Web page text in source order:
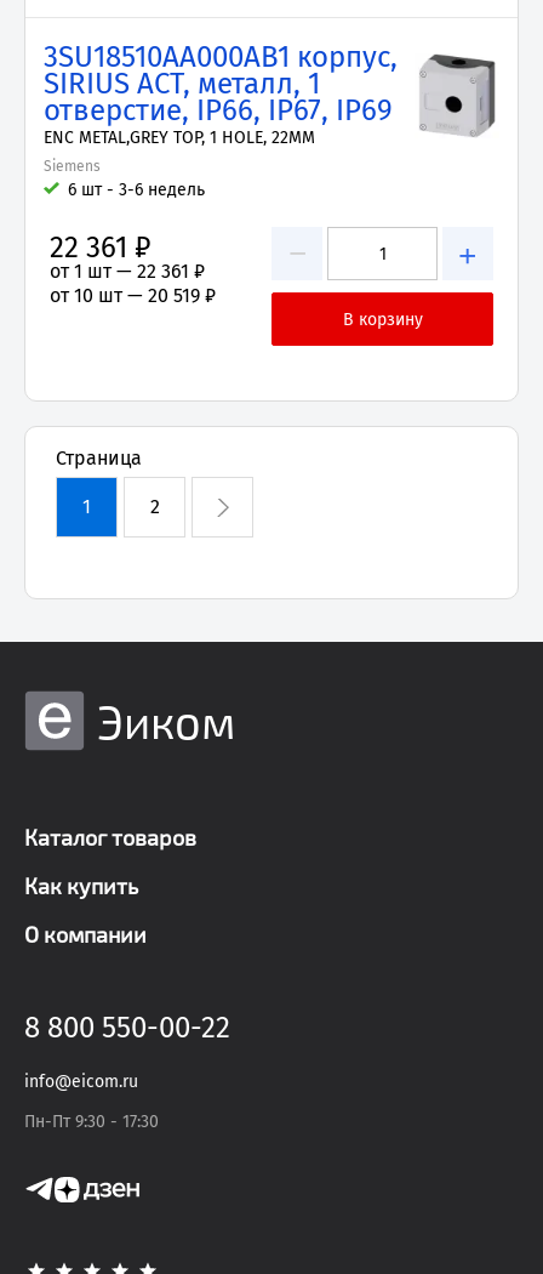
3SU18510AA000AB1 корпус,
SIRIUS ACT, металл, 1
отверстие, IP66, IP67, IP69
ENC METAL,GREY TOP, 1 HOLE, 22MM
Siemens
6 шт - 3-6 недель
− +
22 361 ₽
от 1 шт — 22 361 ₽
от 10 шт — 20 519 ₽
Страница
1 2
Эиком
Каталог товаров
Как купить
О компании
8 800 550-00-22
info@eicom.ru
Пн-Пт 9:30 - 17:30